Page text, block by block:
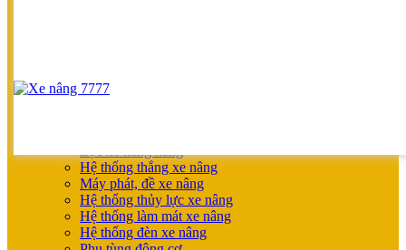
XE NÂNG TAY
Hệ thống thắng xe nâng
Máy phát, đề xe nâng
Hệ thống thủy lực xe nâng
Hệ thống làm mát xe nâng
Hệ thống đèn xe nâng